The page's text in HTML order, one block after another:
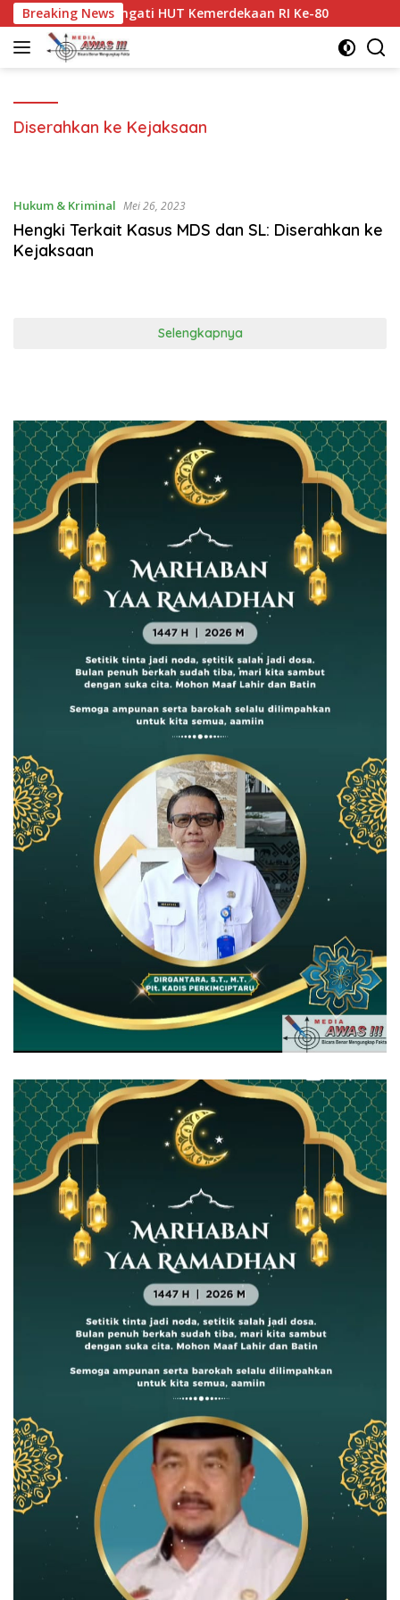
Langsung
ke
konten
Breaking NewsHUT Kemerdekaan RI Ke-80 Disambut
Diserahkan ke Kejaksaan
Hukum & Kriminal Mei 26, 2023
Hengki Terkait Kasus MDS dan SL: Diserahkan ke
Kejaksaan
Selengkapnya